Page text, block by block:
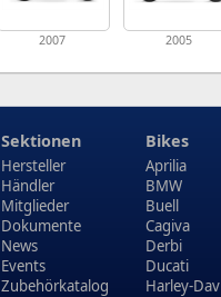
2007 2005
Sektionen
Hersteller
Händler
Mitglieder
Dokumente
News
Events
Zubehörkatalog
Bikes
Aprilia
BMW
Buell
Cagiva
Derbi
Ducati
Harley-